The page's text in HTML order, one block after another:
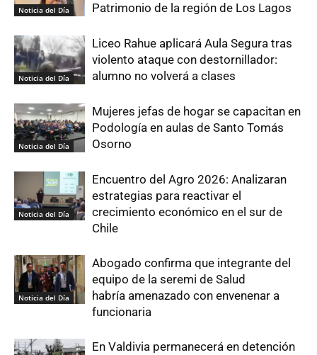
Noticia del Día
Patrimonio de la región de Los Lagos
Noticia del Día
Liceo Rahue aplicará Aula Segura tras
violento ataque con destornillador:
alumno no volverá a clases
Noticia del Día
Mujeres jefas de hogar se capacitan en
Podología en aulas de Santo Tomás
Osorno
Noticia del Día
Encuentro del Agro 2026: Analizaran
estrategias para reactivar el
crecimiento económico en el sur de
Chile
Noticia del Día
Abogado confirma que integrante del
equipo de la seremi de Salud
habría amenazado con envenenar a
funcionaria
En Valdivia permanecerá en detención